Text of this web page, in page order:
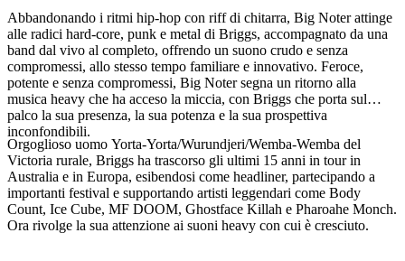
Cerca:
Sign
up
Abbandonando i ritmi hip-hop con riff di chitarra, Big Noter attinge
alle radici hard-core, punk e metal di Briggs, accompagnato da una
band dal vivo al completo, offrendo un suono crudo e senza
compromessi, allo stesso tempo familiare e innovativo. Feroce,
potente e senza compromessi, Big Noter segna un ritorno alla
musica heavy che ha acceso la miccia, con Briggs che porta sul
palco la sua presenza, la sua potenza e la sua prospettiva
inconfondibili.
Orgoglioso uomo Yorta-Yorta/Wurundjeri/Wemba-Wemba del
Victoria rurale, Briggs ha trascorso gli ultimi 15 anni in tour in
Australia e in Europa, esibendosi come headliner, partecipando a
importanti festival e supportando artisti leggendari come Body
Count, Ice Cube, MF DOOM, Ghostface Killah e Pharoahe Monch.
Ora rivolge la sua attenzione ai suoni heavy con cui è cresciuto.